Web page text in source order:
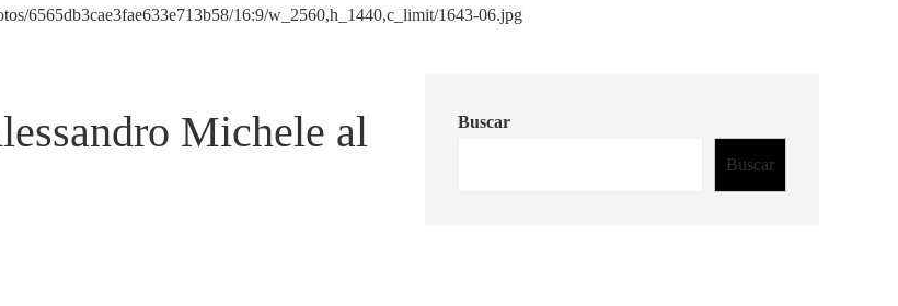
Michele al
Buscar
Buscar